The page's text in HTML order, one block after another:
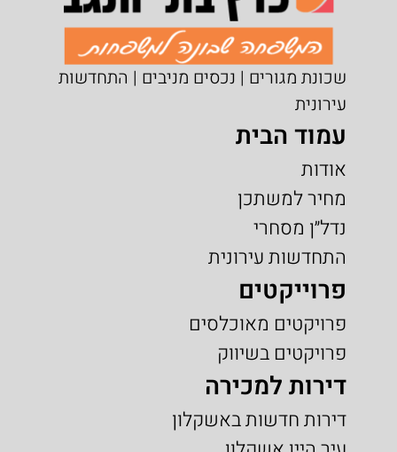
שכונת מגורים | נכסים מניבים | התחדשות
עירונית
עמוד הבית
אודות
מחיר למשתכן
נדל״ן מסחרי
התחדשות עירונית
פרוייקטים
פרויקטים מאוכלסים
פרויקטים בשיווק
דירות למכירה
דירות חדשות באשקלון